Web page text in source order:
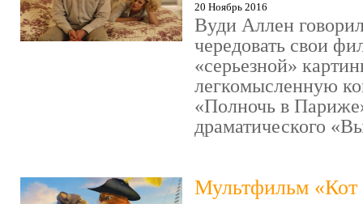
20 Ноябрь 2016
Вуди Аллен
чередовать свои
«серьезной»
легкомысленную
«Полночь в
драматического
Мультфильм «Кот